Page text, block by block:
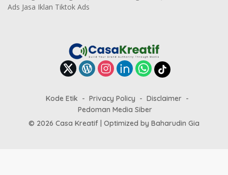
Ads Jasa Iklan Tiktok Ads
Kode Etik Privacy Policy
Disclaimer
Pedoman Media Siber
© 2026 Casa Kreatif | Optimized by Baharudin Gia